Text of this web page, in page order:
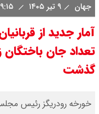
جهان ۹ تیر ۱۴۰۵
آمار جدید از
گذشت
خورخه رودریگز رئیس مجلس